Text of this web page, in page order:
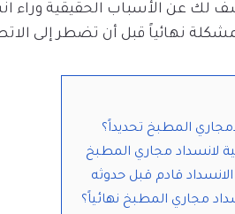
لك عن الأسباب الحقيقية وراء
نهائياً قبل أن تضطر إلى
المطبخ تحديداً؟
لانسداد مجاري المطبخ
قادم قبل حدوثه
مجاري المطبخ نهائياً؟